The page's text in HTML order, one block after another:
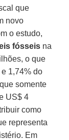
que
novo
o estudo,
fósseis na
o que
1,74% do
somente
US$ 4
como
representa
Em